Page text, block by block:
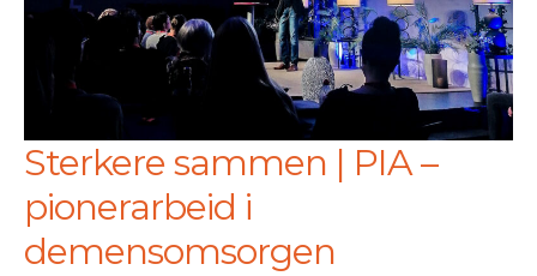
Sterkere sammen | PIA –
pionerarbeid i
demensomsorgen